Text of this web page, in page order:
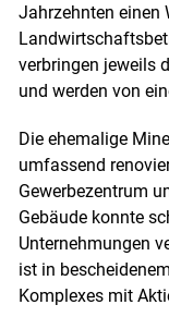
Jahrzehnten einen
verbringen jeweils
und werden von
Die ehemalige
umfassend
Gewerbezentrum
Gebäude konnte
Unternehmungen
ist in
Komplexes mit